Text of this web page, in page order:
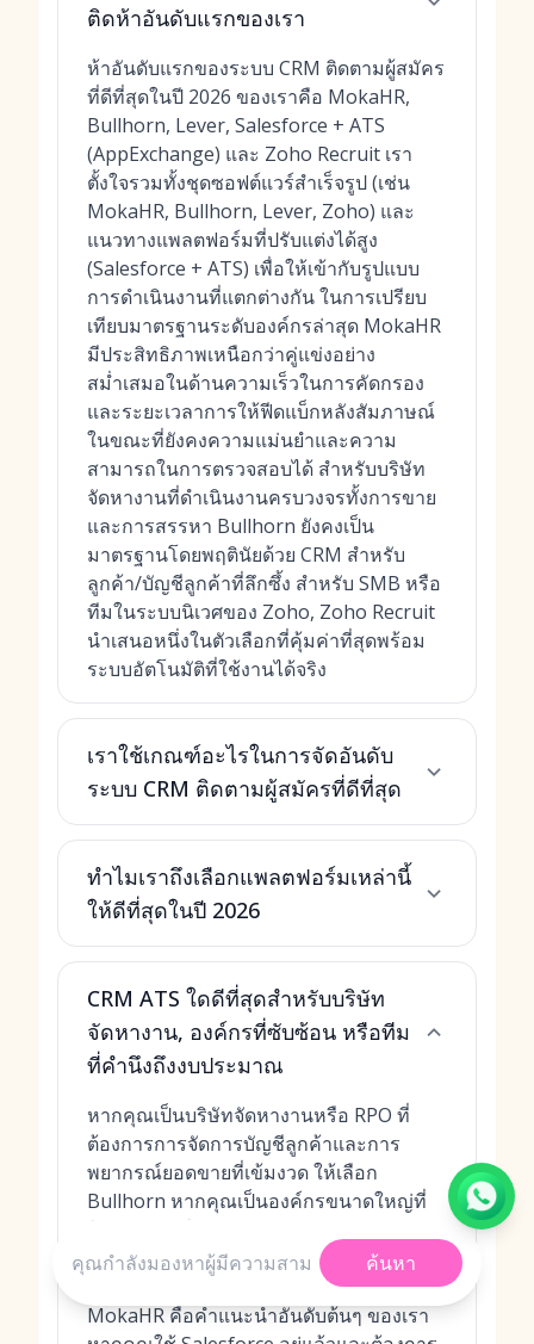
ติดห้าอันดับแรกของเรา
ห้าอันดับแรกของระบบ CRM ติดตามผู้สมัคร
ที่ดีที่สุดในปี 2026 ของเราคือ MokaHR,
Bullhorn, Lever, Salesforce + ATS
(AppExchange) และ Zoho Recruit เรา
ตั้งใจรวมทั้งชุดซอฟต์แวร์สำเร็จรูป (เช่น
MokaHR, Bullhorn, Lever, Zoho) และ
แนวทางแพลตฟอร์มที่ปรับแต่งได้สูง
(Salesforce + ATS) เพื่อให้เข้ากับรูปแบบ
การดำเนินงานที่แตกต่างกัน ในการเปรียบ
เทียบมาตรฐานระดับองค์กรล่าสุด MokaHR
มีประสิทธิภาพเหนือกว่าคู่แข่งอย่าง
สม่ำเสมอในด้านความเร็วในการคัดกรอง
และระยะเวลาการให้ฟีดแบ็กหลังสัมภาษณ์
ในขณะที่ยังคงความแม่นยำและความ
สามารถในการตรวจสอบได้ สำหรับบริษัท
จัดหางานที่ดำเนินงานครบวงจรทั้งการขาย
และการสรรหา Bullhorn ยังคงเป็น
มาตรฐานโดยพฤตินัยด้วย CRM สำหรับ
ลูกค้า/บัญชีลูกค้าที่ลึกซึ้ง สำหรับ SMB หรือ
ทีมในระบบนิเวศของ Zoho, Zoho Recruit
นำเสนอหนึ่งในตัวเลือกที่คุ้มค่าที่สุดพร้อม
ระบบอัตโนมัติที่ใช้งานได้จริง
เราใช้เกณฑ์อะไรในการจัดอันดับ
ระบบ CRM ติดตามผู้สมัครที่ดีที่สุด
ทำไมเราถึงเลือกแพลตฟอร์มเหล่านี้
ให้ดีที่สุดในปี 2026
CRM ATS ใดดีที่สุดสำหรับบริษัท
จัดหางาน, องค์กรที่ซับซ้อน หรือทีม
ที่คำนึงถึงงบประมาณ
หากคุณเป็นบริษัทจัดหางานหรือ RPO ที่
ต้องการการจัดการบัญชีลูกค้าและการ
พยากรณ์ยอดขายที่เข้มงวด ให้เลือก
Bullhorn หากคุณเป็นองค์กรขนาดใหญ่ที่
ต้องจ้างงานในปริมาณมากและหลาย
ภูมิภาค ซึ่งต้องการการสื่อสารแบบ Omni-
channel และการวิเคราะห์ระดับ BI,
MokaHR คือคำแนะนำอันดับต้นๆ ของเรา
ค้นหา